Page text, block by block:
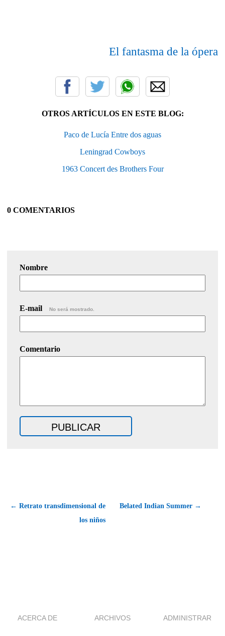
El fantasma de la ópera
OTROS ARTÍCULOS EN ESTE BLOG:
Paco de Lucía Entre dos aguas
Leningrad Cowboys
1963 Concert des Brothers Four
0 COMENTARIOS
Nombre
E-mail No será mostrado.
Comentario
← Retrato transdimensional de
los niños
Belated Indian Summer →
ACERCA DE ARCHIVOS ADMINISTRAR